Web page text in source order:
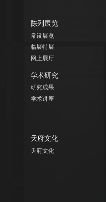
陈列展览
常设展览
临展特展
网上展厅
学术研究
研究成果
学术讲座
天府文化
天府文化